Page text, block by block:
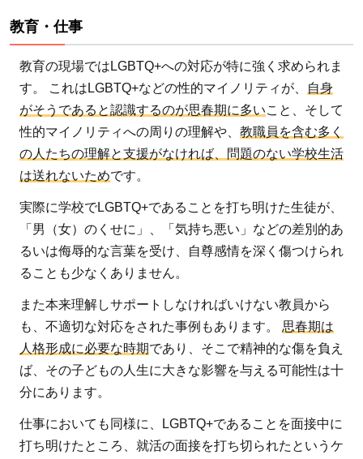
教育・仕事
教育の現場ではLGBTQ+への対応が特に強く求められま
す。 これはLGBTQ+などの性的マイノリティが、
自身
がそうであると認識するのが思春期に多いこと、そして
性的マイノリティへの周りの理解や、 教職員を含む多く
の人たちの理解と支援がなければ、問題のない学校生活
は送れないためです。
実際に学校でLGBTQ+であることを打ち明けた生徒が、
「男（女）のくせに」、「気持ち悪い」などの差別的あ
るいは侮辱的な言葉を受け、自尊感情を深く傷つけられ
ることも少なくありません。
また本来理解しサポートしなければいけない教員から
も、不適切な対応をされた事例もあります。 思春期は
人格形成に必要な時期であり、そこで精神的な傷を負え
ば、その子どもの人生に大きな影響を与える可能性は十
分にあります。
仕事においても同様に、LGBTQ+であることを面接中に
打ち明けたところ、就活の面接を打ち切られたというケ